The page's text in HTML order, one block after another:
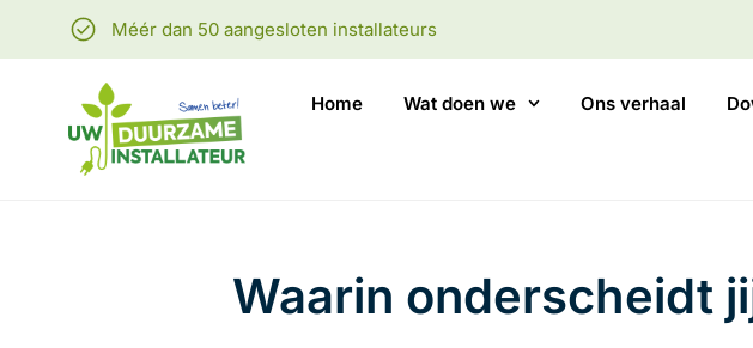
Méér dan 50 aangesloten installateurs
Home Wat doen we Ons verhaal
Waarin onderscheidt